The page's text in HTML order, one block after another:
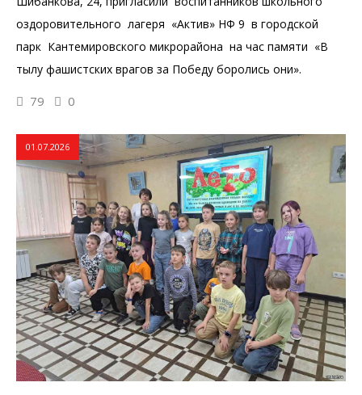
оздоровительного лагеря «Актив» НФ 9 в городской
парк Кантемировского микрорайона на час памяти «В
тылу фашистских врагов за Победу боролись они».
79 0
01.07.2026